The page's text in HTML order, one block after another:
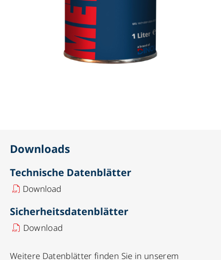
Downloads
Technische Datenblätter
Download
Sicherheitsdatenblätter
Download
Weitere Datenblätter finden Sie in unserem